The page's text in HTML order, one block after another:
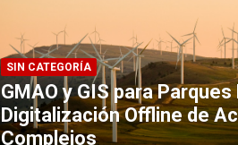
SIN CATEGORÍA
GMAO y GIS para
Digitalización Offline de
Complejos